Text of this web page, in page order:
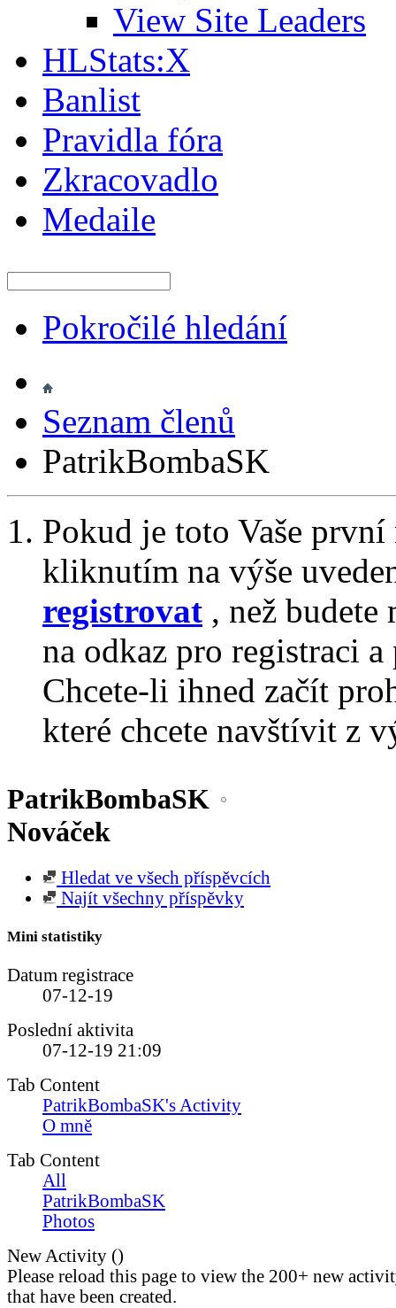
View Site Leaders
HLStats:X
Banlist
Pravidla fóra
Zkracovadlo
Medaile
Pokročilé hledání
Seznam členů
PatrikBombaSK
Pokud je toto Vaše
kliknutím na výše
registrovat , než
na odkaz pro registraci
Chcete-li ihned začít
které chcete navštívit z
PatrikBombaSK
Nováček
Hledat ve všech příspěvcích
Najít všechny příspěvky
Mini statistiky
Datum registrace
07-12-19
Poslední aktivita
07-12-19 21:09
Tab Content
PatrikBombaSK's Activity
O mně
Tab Content
All
PatrikBombaSK
Photos
New Activity ()
Please reload this page to view the 200+ new
that have been created.